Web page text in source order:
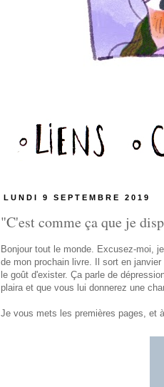
LUNDI 9 SEPTEMBRE 2019
"C'est comme ça que je
Bonjour tout le monde. Excusez-moi,
de mon prochain livre. Il sort en
le goût d'exister. Ça parle de
plaira et que vous lui donnerez une
Je vous mets les premières pages, et